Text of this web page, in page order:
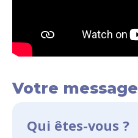
Votre message
Qui êtes-vous ?